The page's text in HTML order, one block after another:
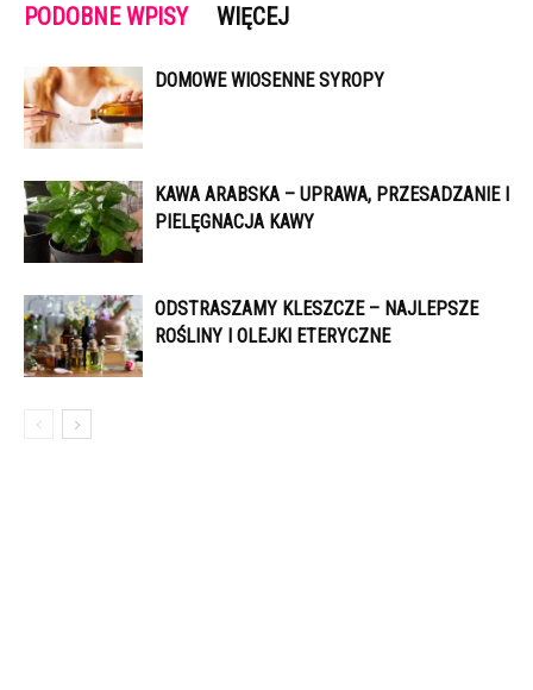
PODOBNE WPISY WIĘCEJ
DOMOWE WIOSENNE SYROPY
KAWA ARABSKA – UPRAWA, PRZESADZANIE I
PIELĘGNACJA KAWY
ODSTRASZAMY KLESZCZE – NAJLEPSZE
ROŚLINY I OLEJKI ETERYCZNE